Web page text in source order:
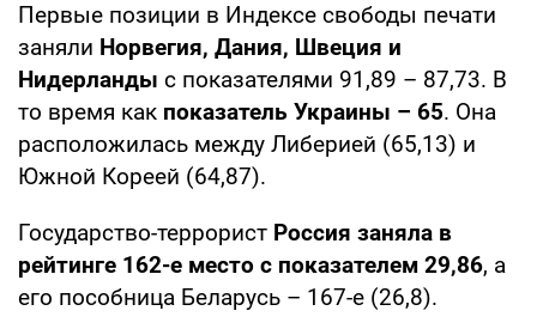
Первые позиции в Индексе свободы печати
заняли Норвегия, Дания, Швеция и
Нидерланды с показателями 91,89 – 87,73. В
то время как показатель Украины – 65. Она
расположилась между Либерией (65,13) и
Южной Кореей (64,87).
Государство-террорист Россия заняла в
рейтинге 162-е место с показателем 29,86, а
его пособница Беларусь – 167-е (26,8).